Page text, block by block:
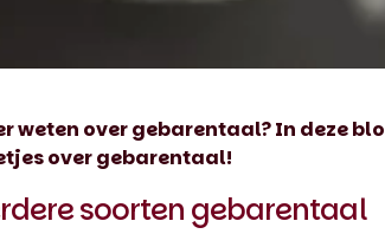
weten over gebarentaal? In deze
over gebarentaal!
soorten gebarentaal